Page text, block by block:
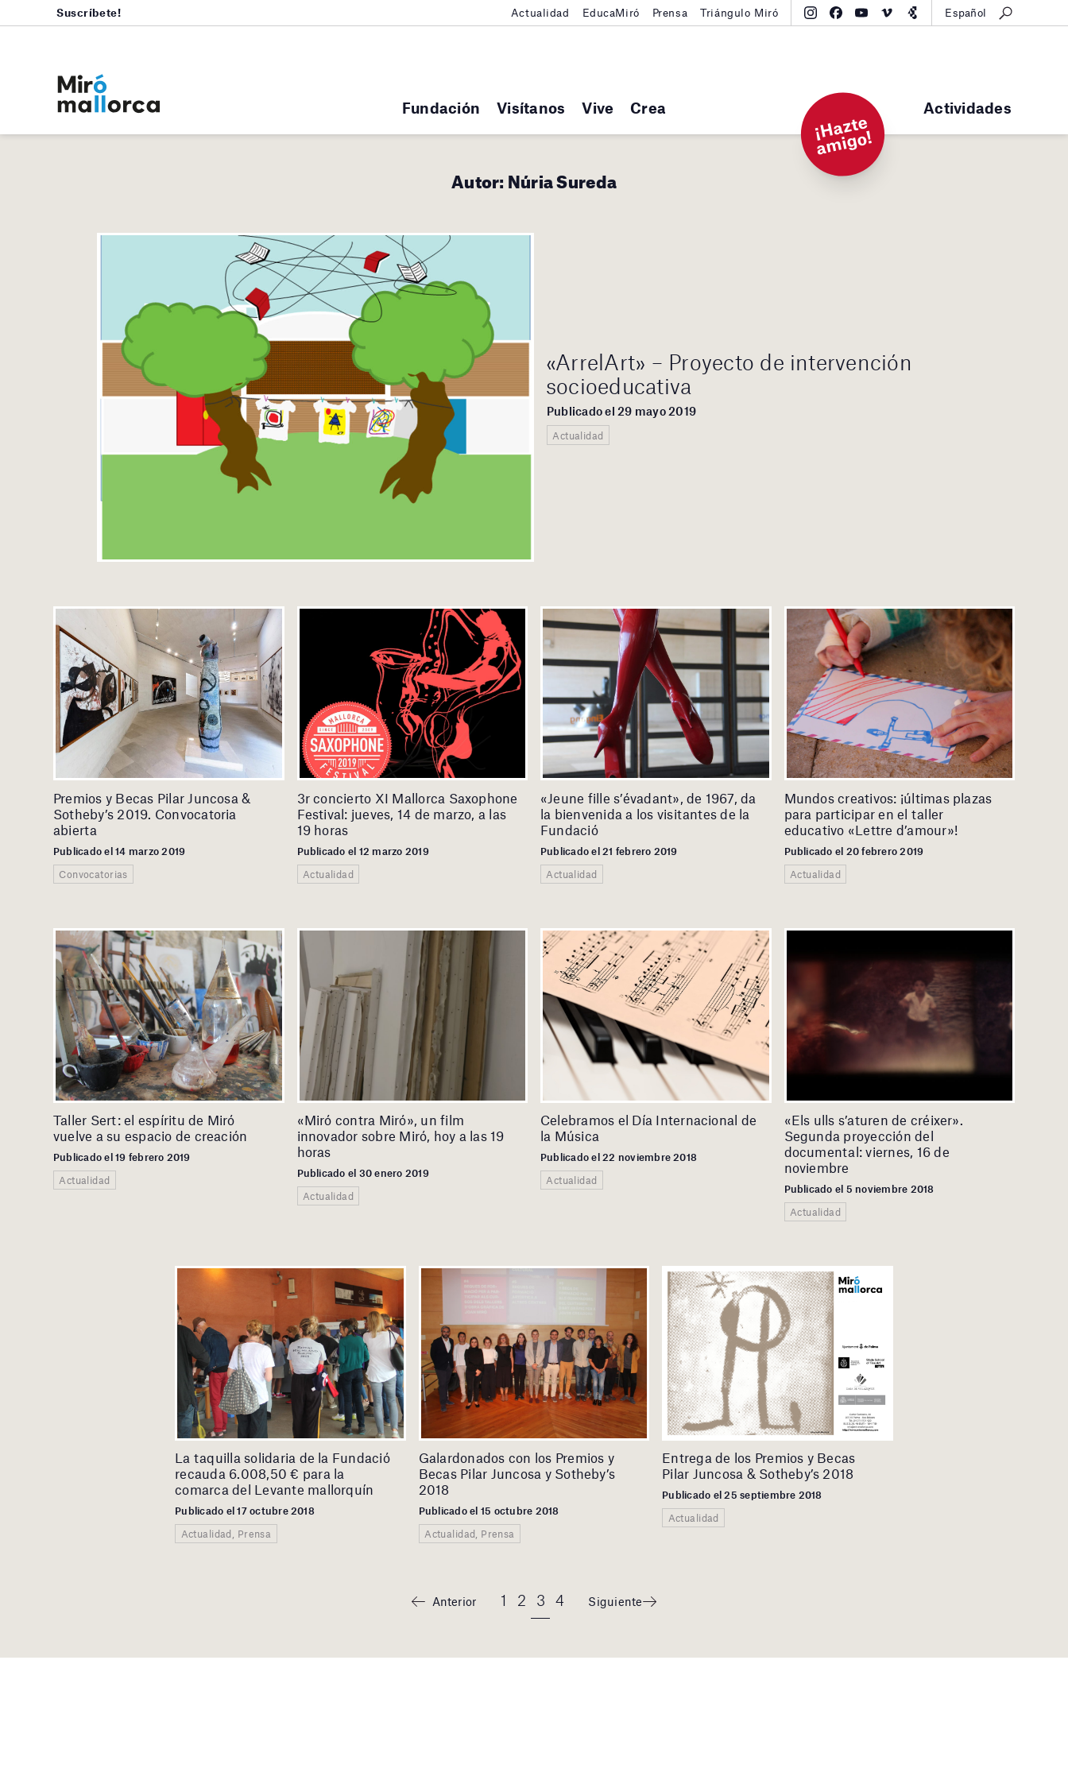
Fundación Visítanos Vive Crea Actividades
Suscríbete! Actualidad EducaMiró Prensa Triángulo Miró Español
¡
H
a
zt
e
a
mi
g
o!
Autor: Núria Sureda
«ArrelArt» – Proyecto de intervención
socioeducativa
Publicado el 29 mayo 2019
Actualidad
Premios y Becas Pilar Juncosa &
Sotheby’s 2019. Convocatoria
abierta
Publicado el 14 marzo 2019
Convocatorias
3r concierto XI Mallorca Saxophone
Festival: jueves, 14 de marzo, a las
19 horas
Publicado el 12 marzo 2019
Actualidad
«Jeune fille s’évadant», de 1967, da
la bienvenida a los visitantes de la
Fundació
Publicado el 21 febrero 2019
Actualidad
Mundos creativos: ¡últimas plazas
para participar en el taller
educativo «Lettre d’amour»!
Publicado el 20 febrero 2019
Actualidad
Taller Sert: el espíritu de Miró
vuelve a su espacio de creación
Publicado el 19 febrero 2019
Actualidad
«Miró contra Miró», un film
innovador sobre Miró, hoy a las 19
horas
Publicado el 30 enero 2019
Actualidad
Celebramos el Día Internacional de
la Música
Publicado el 22 noviembre 2018
Actualidad
«Els ulls s’aturen de créixer».
Segunda proyección del
documental: viernes, 16 de
noviembre
Publicado el 5 noviembre 2018
Actualidad
La taquilla solidaria de la Fundació
recauda 6.008,50 € para la
comarca del Levante mallorquín
Publicado el 17 octubre 2018
Actualidad, Prensa
Galardonados con los Premios y
Becas Pilar Juncosa y Sotheby’s
2018
Publicado el 15 octubre 2018
Actualidad, Prensa
Entrega de los Premios y Becas
Pilar Juncosa & Sotheby’s 2018
Publicado el 25 septiembre 2018
Actualidad
Anterior 1 2 3 4 Siguiente